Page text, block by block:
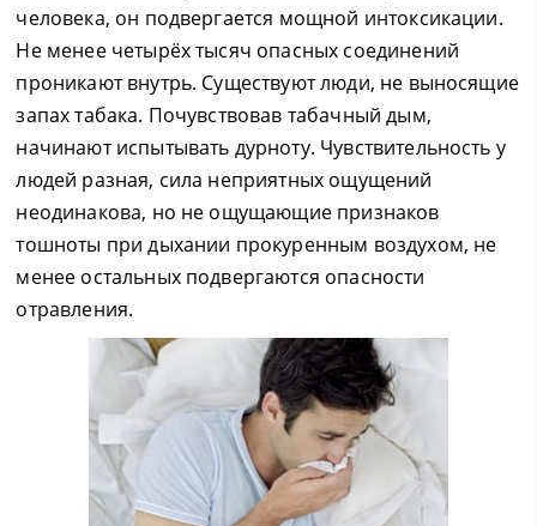
человека, он подвергается мощной интоксикации.
Не менее четырёх тысяч опасных соединений
проникают внутрь. Существуют люди, не выносящие
запах табака. Почувствовав табачный дым,
начинают испытывать дурноту. Чувствительность у
людей разная, сила неприятных ощущений
неодинакова, но не ощущающие признаков
тошноты при дыхании прокуренным воздухом, не
менее остальных подвергаются опасности
отравления.